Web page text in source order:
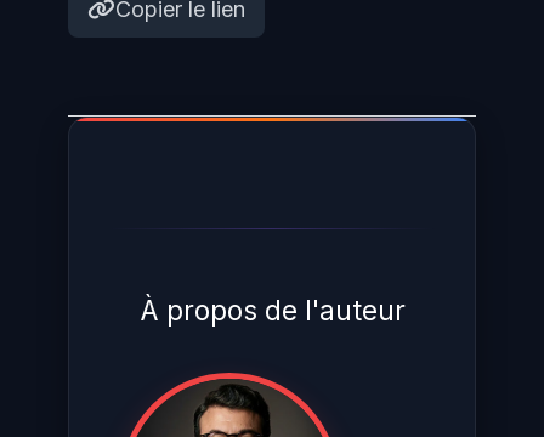
Copier le lien
À propos de l'auteur